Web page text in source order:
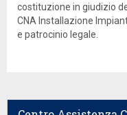
costituzione in giudizio
CNA Installazione
e patrocinio legale.